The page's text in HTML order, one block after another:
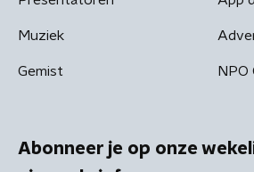
Muziek
Gemist NPO
Abonneer je op onze